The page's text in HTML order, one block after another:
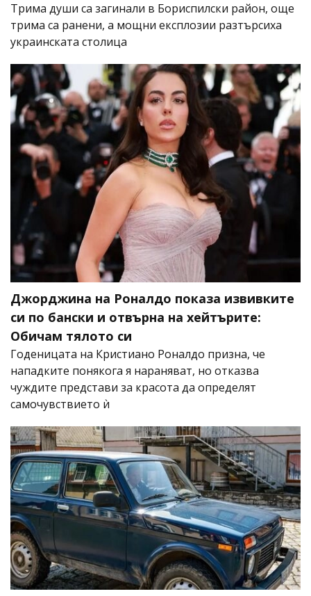
Трима души са загинали в Бориспилски район, още
трима са ранени, а мощни експлозии разтърсиха
украинската столица
Джорджина на Роналдо показа извивките
си по бански и отвърна на хейтърите:
Обичам тялото си
Годеницата на Кристиано Роналдо призна, че
нападките понякога я нараняват, но отказва
чуждите представи за красота да определят
самочувствието ѝ